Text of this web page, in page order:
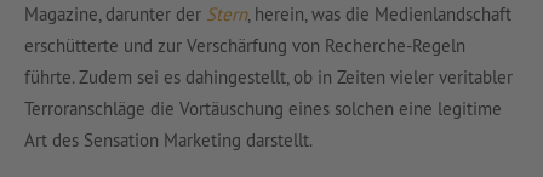
Magazine, darunter der Stern, herein, was die Medienlandschaft
erschütterte und zur Verschärfung von Recherche-Regeln
führte. Zudem sei es dahingestellt, ob in Zeiten vieler veritabler
Terroranschläge die Vortäuschung eines solchen eine legitime
Art des Sensation Marketing darstellt.